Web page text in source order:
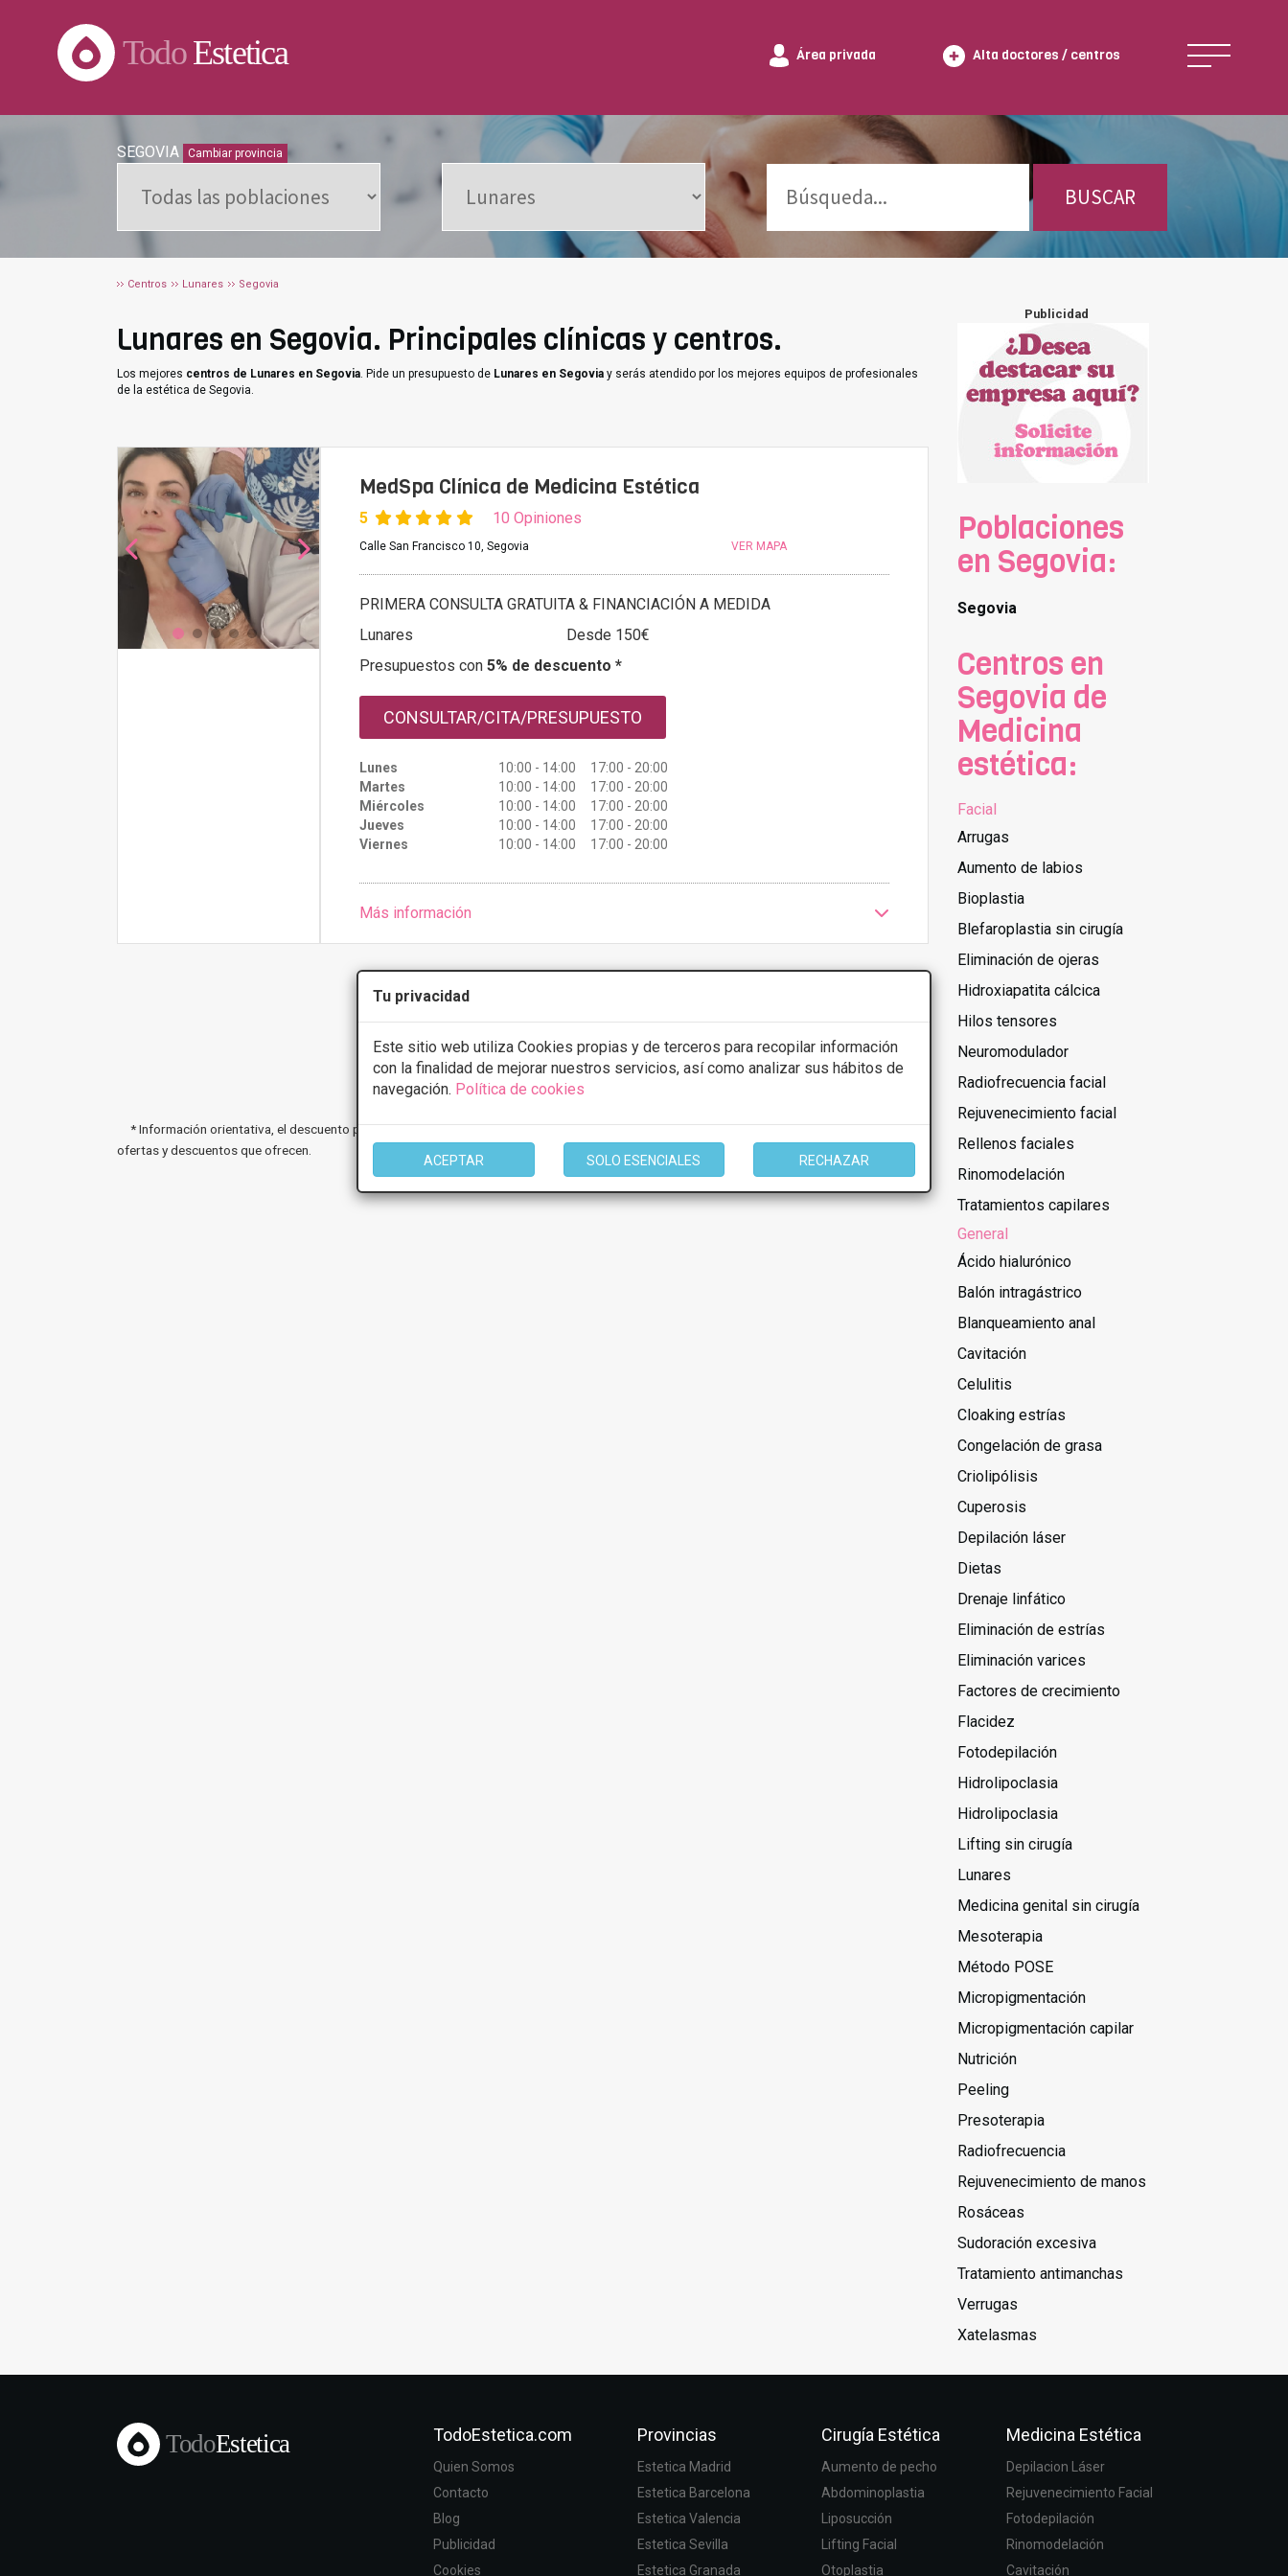
Tu privacidad
Este sitio web utiliza Cookies propias y de terceros para recopilar información
con la finalidad de mejorar nuestros servicios, así como analizar sus hábitos de
navegación. Política de cookies
ACEPTAR SOLO ESENCIALES RECHAZAR
TodoEstetica Área privada Alta doctores / centros
SEGOVIA Cambiar provincia
BUSCAR
Centros Lunares Segovia
Lunares en Segovia. Principales clínicas y centros.
Los mejores centros de Lunares en Segovia. Pide un presupuesto de Lunares en Segovia y serás atendido por los mejores equipos de profesionales
de la estética de Segovia.
MedSpa Clínica de Medicina Estética
5 10 Opiniones
Calle San Francisco 10, Segovia VER MAPA
PRIMERA CONSULTA GRATUITA & FINANCIACIÓN A MEDIDA
Lunares
Desde 150€
Presupuestos con 5% de descuento *
CONSULTAR/CITA/PRESUPUESTO
Lunes
10:00 - 14:00 17:00 - 20:00
Martes
10:00 - 14:00 17:00 - 20:00
Miércoles
10:00 - 14:00 17:00 - 20:00
Jueves
10:00 - 14:00 17:00 - 20:00
Viernes
10:00 - 14:00 17:00 - 20:00
Más información
1 de 1
* Información orientativa, el descuento puede variar en función del tratamiento y centro elegidos. Consulte los centros para conocer las
ofertas y descuentos que ofrecen.
Publicidad
Poblaciones
en Segovia:
Segovia
Centros en
Segovia de
Medicina
estética:
Facial
Arrugas
Aumento de labios
Bioplastia
Blefaroplastia sin cirugía
Eliminación de ojeras
Hidroxiapatita cálcica
Hilos tensores
Neuromodulador
Radiofrecuencia facial
Rejuvenecimiento facial
Rellenos faciales
Rinomodelación
Tratamientos capilares
General
Ácido hialurónico
Balón intragástrico
Blanqueamiento anal
Cavitación
Celulitis
Cloaking estrías
Congelación de grasa
Criolipólisis
Cuperosis
Depilación láser
Dietas
Drenaje linfático
Eliminación de estrías
Eliminación varices
Factores de crecimiento
Flacidez
Fotodepilación
Hidrolipoclasia
Hidrolipoclasia
Lifting sin cirugía
Lunares
Medicina genital sin cirugía
Mesoterapia
Método POSE
Micropigmentación
Micropigmentación capilar
Nutrición
Peeling
Presoterapia
Radiofrecuencia
Rejuvenecimiento de manos
Rosáceas
Sudoración excesiva
Tratamiento antimanchas
Verrugas
Xatelasmas
TodoEstetica TodoEstetica.com
Quien Somos
Contacto
Blog
Publicidad
Cookies
Provincias
Estetica Madrid
Estetica Barcelona
Estetica Valencia
Estetica Sevilla
Estetica Granada
Cirugía Estética
Aumento de pecho
Abdominoplastia
Liposucción
Lifting Facial
Otoplastia
Medicina Estética
Depilacion Láser
Rejuvenecimiento Facial
Fotodepilación
Rinomodelación
Cavitación